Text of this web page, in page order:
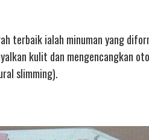
terbaik ialah minuman yang
kulit dan mengencangkan
slimming).